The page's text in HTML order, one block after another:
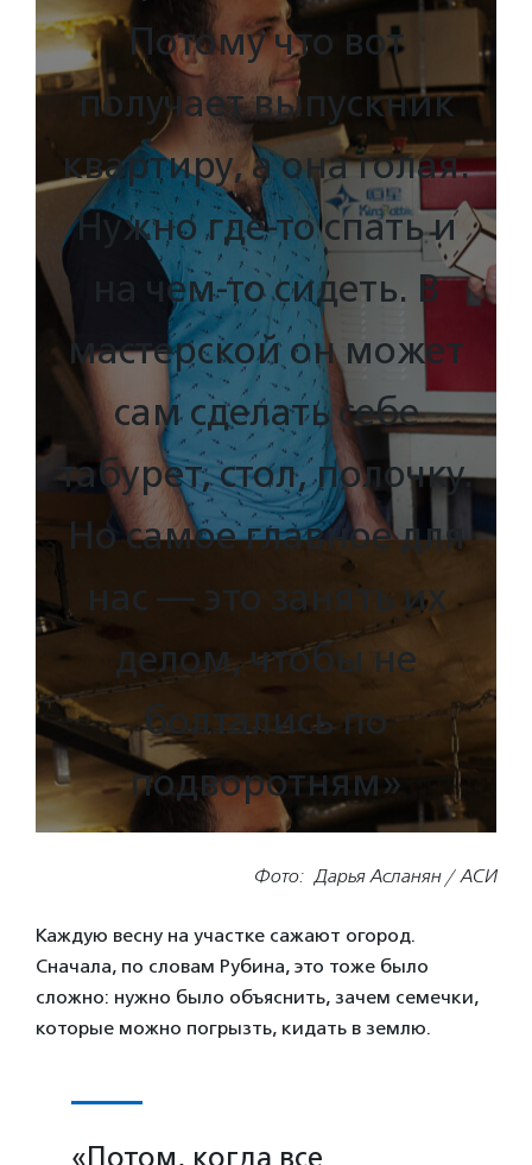
Потому что вот
получает выпускник
квартиру, а она голая.
Нужно где-то спать и
на чем-то сидеть. В
мастерской он может
сам сделать себе
табурет, стол, полочку.
Но самое главное для
нас — это занять их
делом, чтобы не
болтались по
подворотням»
Фото: Дарья Асланян / АСИ
Каждую весну на участке сажают огород.
Сначала, по словам Рубина, это тоже было
сложно: нужно было объяснить, зачем семечки,
которые можно погрызть, кидать в землю.
«Потом, когда все